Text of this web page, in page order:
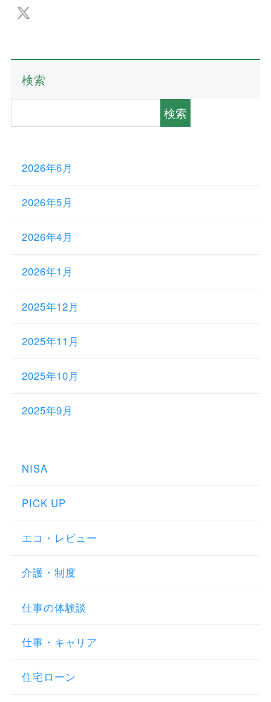
検索
検索
2026年6月
2026年5月
2026年4月
2026年1月
2025年12月
2025年11月
2025年10月
2025年9月
NISA
PICK UP
エコ・レビュー
介護・制度
仕事の体験談
仕事・キャリア
住宅ローン